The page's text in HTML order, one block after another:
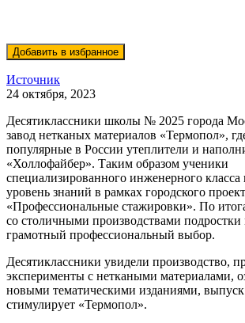
Источник
24 октября, 2023
Десятиклассники школы № 2025 города
завод нетканых материалов «Термопол»,
популярные в России утеплители и
«Холлофайбер». Таким образом ученики
специализированного инженерного
уровень знаний в рамках городского
«Профессиональные стажировки». По
со столичными производствами подростки
грамотный профессиональный выбор.
Десятиклассники увидели производство,
эксперименты с неткаными материалами,
новыми тематическими изданиями,
стимулирует «Термопол».